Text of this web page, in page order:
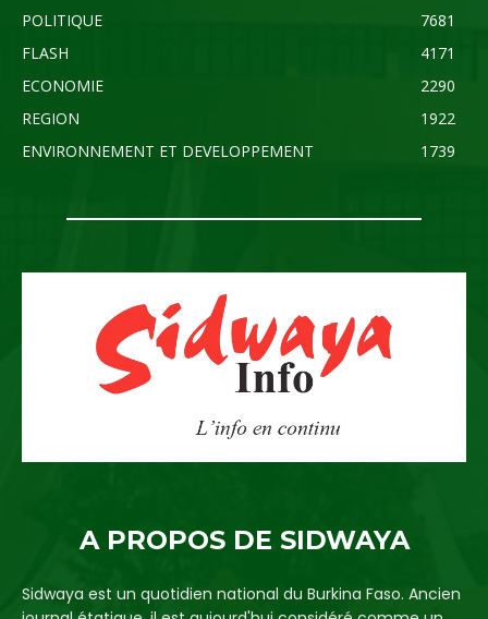
POLITIQUE
7681
FLASH
4171
ECONOMIE
2290
REGION
1922
ENVIRONNEMENT ET DEVELOPPEMENT
1739
A PROPOS DE SIDWAYA
Sidwaya est un quotidien national du Burkina Faso. Ancien